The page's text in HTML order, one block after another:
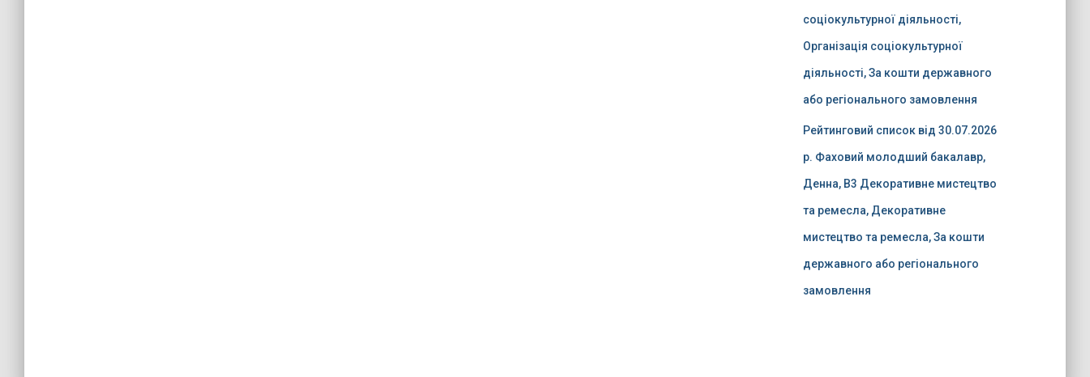
соціокультурної діяльності,
Організація соціокультурної
діяльності, За кошти державного
або регіонального замовлення
Рейтинговий список від 30.07.2026
р. Фаховий молодший бакалавр,
Денна, B3 Декоративне мистецтво
та ремесла, Декоративне
мистецтво та ремесла, За кошти
державного або регіонального
замовлення